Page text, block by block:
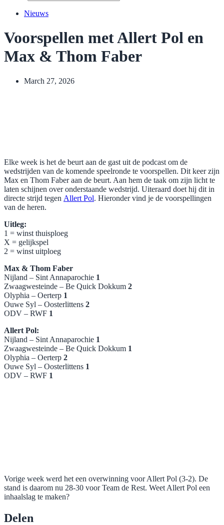
Nieuws
Voorspellen met Allert Pol en
Max & Thom Faber
March 27, 2026
Elke week is het de beurt aan de gast uit de podcast om de
wedstrijden van de komende speelronde te voorspellen. Dit keer zijn
Max en Thom Faber aan de beurt. Aan hem de taak om zijn licht te
laten schijnen over onderstaande wedstrijd. Uiteraard doet hij dit in
directe strijd tegen Allert Pol. Hieronder vind je de voorspellingen
van de heren.
Uitleg:
1 = winst thuisploeg
X = gelijkspel
2 = winst uitploeg
Max & Thom Faber
Nijland – Sint Annaparochie 1
Zwaagwesteinde – Be Quick Dokkum 2
Olyphia – Oerterp 1
Ouwe Syl – Oosterlittens 2
ODV – RWF 1
Allert Pol:
Nijland – Sint Annaparochie 1
Zwaagwesteinde – Be Quick Dokkum 1
Olyphia – Oerterp 2
Ouwe Syl – Oosterlittens 1
ODV – RWF 1
Vorige week werd het een overwinning voor Allert Pol (3-2). De
stand is daarom nu 28-30 voor Team de Rest. Weet Allert Pol een
inhaalslag te maken?
Delen